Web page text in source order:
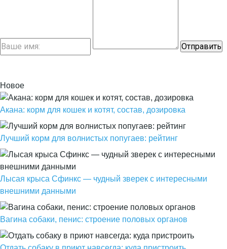
Новое
Акана: корм для кошек и котят, состав, дозировка
Лучший корм для волнистых попугаев: рейтинг
Лысая крыса Сфинкс — чудный зверек с интересными
внешними данными
Вагина собаки, пенис: строение половых органов